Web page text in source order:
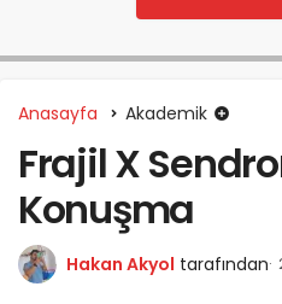
Anasayfa Akademik
Frajil X
Konuşma
Hakan Akyol tarafından